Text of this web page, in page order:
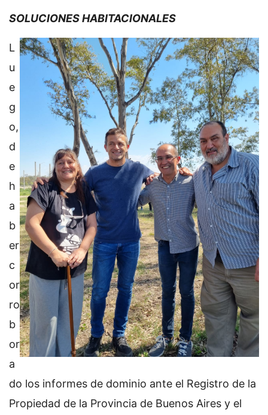
SOLUCIONES HABITACIONALES
L
u
e
g
o,
d
e
h
a
b
er
c
or
ro
b
or
a
do los informes de dominio ante el Registro de la
Propiedad de la Provincia de Buenos Aires y el